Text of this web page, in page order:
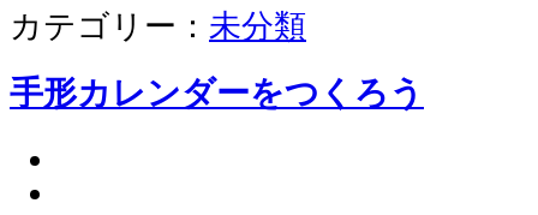
カテゴリー： 未分類
手形カレンダーをつくろう